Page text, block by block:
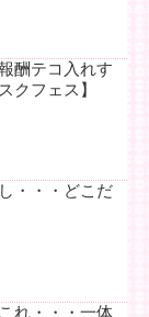
酬テコ入れす
クフェス】
・・・どこだ
れ・・・一体